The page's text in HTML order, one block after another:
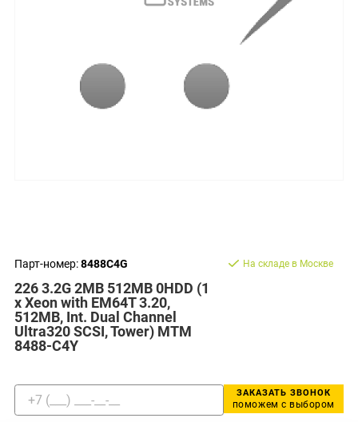
Парт-номер:8488C4G
226 3.2G 2MB 512MB 0HDD (1
x Xeon with EM64T 3.20,
512MB, Int. Dual Channel
Ultra320 SCSI, Tower) MTM
8488-C4Y
На складе в Москве
ЗАКАЗАТЬ ЗВОНОК
поможем с выбором